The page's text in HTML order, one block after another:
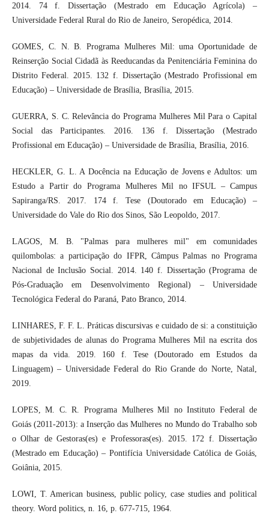
2014. 74 f. Dissertação (Mestrado em Educação Agrícola) –
Universidade Federal Rural do Rio de Janeiro, Seropédica, 2014.
GOMES, C. N. B. Programa Mulheres Mil: uma Oportunidade de
Reinserção Social Cidadã às Reeducandas da Penitenciária Feminina do
Distrito Federal. 2015. 132 f. Dissertação (Mestrado Profissional em
Educação) – Universidade de Brasília, Brasília, 2015.
GUERRA, S. C. Relevância do Programa Mulheres Mil Para o Capital
Social das Participantes. 2016. 136 f. Dissertação (Mestrado
Profissional em Educação) – Universidade de Brasília, Brasília, 2016.
HECKLER, G. L. A Docência na Educação de Jovens e Adultos: um
Estudo a Partir do Programa Mulheres Mil no IFSUL – Campus
Sapiranga/RS. 2017. 174 f. Tese (Doutorado em Educação) –
Universidade do Vale do Rio dos Sinos, São Leopoldo, 2017.
LAGOS, M. B. "Palmas para mulheres mil" em comunidades
quilombolas: a participação do IFPR, Câmpus Palmas no Programa
Nacional de Inclusão Social. 2014. 140 f. Dissertação (Programa de
Pós-Graduação em Desenvolvimento Regional) – Universidade
Tecnológica Federal do Paraná, Pato Branco, 2014.
LINHARES, F. F. L. Práticas discursivas e cuidado de si: a constituição
de subjetividades de alunas do Programa Mulheres Mil na escrita dos
mapas da vida. 2019. 160 f. Tese (Doutorado em Estudos da
Linguagem) – Universidade Federal do Rio Grande do Norte, Natal,
2019.
LOPES, M. C. R. Programa Mulheres Mil no Instituto Federal de
Goiás (2011-2013): a Inserção das Mulheres no Mundo do Trabalho sob
o Olhar de Gestoras(es) e Professoras(es). 2015. 172 f. Dissertação
(Mestrado em Educação) – Pontifícia Universidade Católica de Goiás,
Goiânia, 2015.
LOWI, T. American business, public policy, case studies and political
theory. Word politics, n. 16, p. 677-715, 1964.